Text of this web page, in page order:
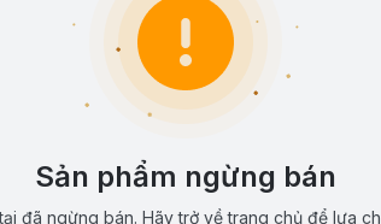
Sản phẩm ngừng bán
đã ngừng bán. Hãy trở về trang chủ để lựa